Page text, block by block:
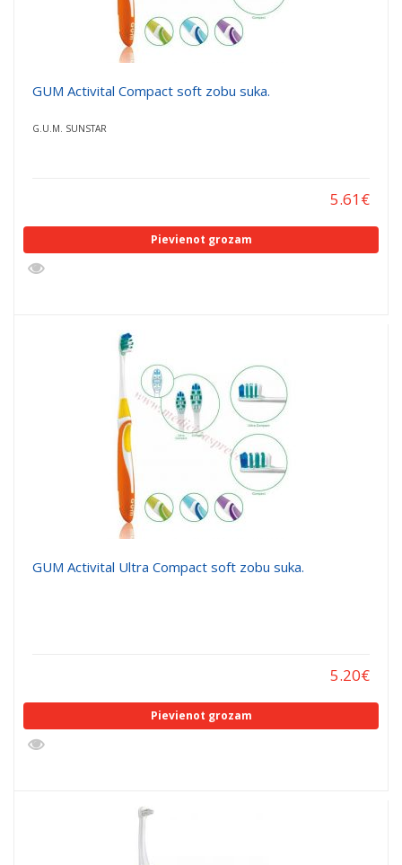
GUM Activital Compact soft zobu suka.
G.U.M. SUNSTAR
5.61€
Pievienot grozam
GUM Activital Ultra Compact soft zobu suka.
5.20€
Pievienot grozam